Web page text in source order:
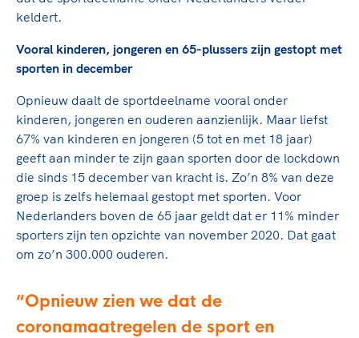
een rondje fietsen, door samen te skaten of naar
de sportschool te gaan. Door samen te juichen
voor Sifan Hassan, Rico Verhoeven, Diede de
genieten van de karatewedstrijd van je dochter,
de halve marathon van je moeder of de
hockeywedstrijd van je buurjongen.
Lees verder
Beroepskrachten
Samen voor een veilige
sportomgeving
Voor welk gedrag staat de club? Wat mag wel
langs de lijn, in de kleedkamer, kantine en online?
En wat mag vooral niet? Een gedragscode geeft
hier richting aan en is dus een belangrijk
onderdeel van het clubbeleid rondom gewenst en
ongewenst gedrag.
De TeamNL Academie
De TeamNL Academie biedt een leer- en
ontwikkelprogramma voor de volgende functies
bestuurders, (technisch) directeuren, managers en
toekomstig kader.
Lees verder
keldert.
Vooral kinderen, jongeren en 65-plussers zijn gestopt met
sporten in december
Opnieuw daalt de sportdeelname vooral onder
kinderen, jongeren en ouderen aanzienlijk. Maar liefst
67% van kinderen en jongeren (5 tot en met 18 jaar)
geeft aan minder te zijn gaan sporten door de lockdown
die sinds 15 december van kracht is. Zo’n 8% van deze
groep is zelfs helemaal gestopt met sporten. Voor
Nederlanders boven de 65 jaar geldt dat er 11% minder
sporters zijn ten opzichte van november 2020. Dat gaat
om zo’n 300.000 ouderen.
Opnieuw zien we dat de
coronamaatregelen de sport en